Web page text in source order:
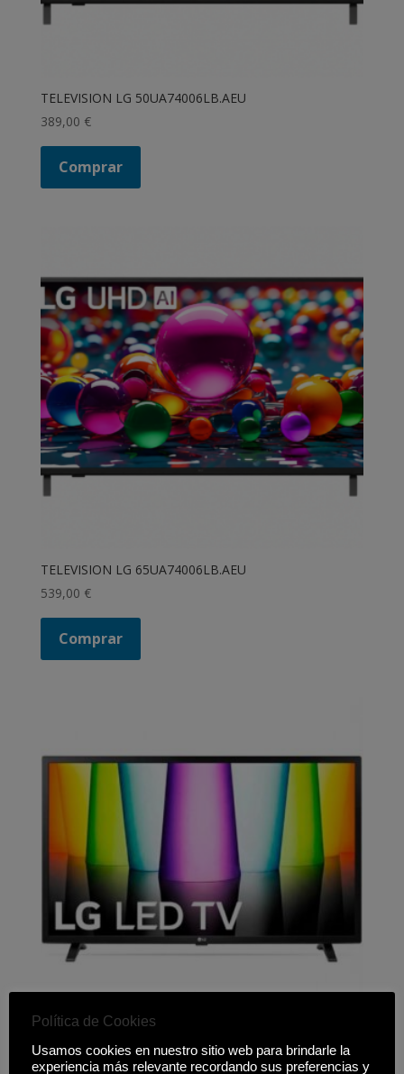
TELEVISION LG 50UA74006LB.AEU
389,00 €
Comprar
TELEVISION LG 65UA74006LB.AEU
539,00 €
Comprar
219,00€
Política de Cookies
Usamos cookies en nuestro sitio web para brindarle la
experiencia más relevante recordando sus preferencias y